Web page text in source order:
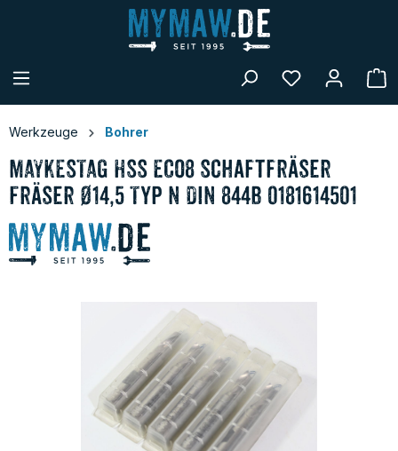
Werkzeuge Bohrer
MAYKESTAG HSS ECo8 Schaftfräser
Fräser ø14,5 Typ N DIN 844B 0181614501